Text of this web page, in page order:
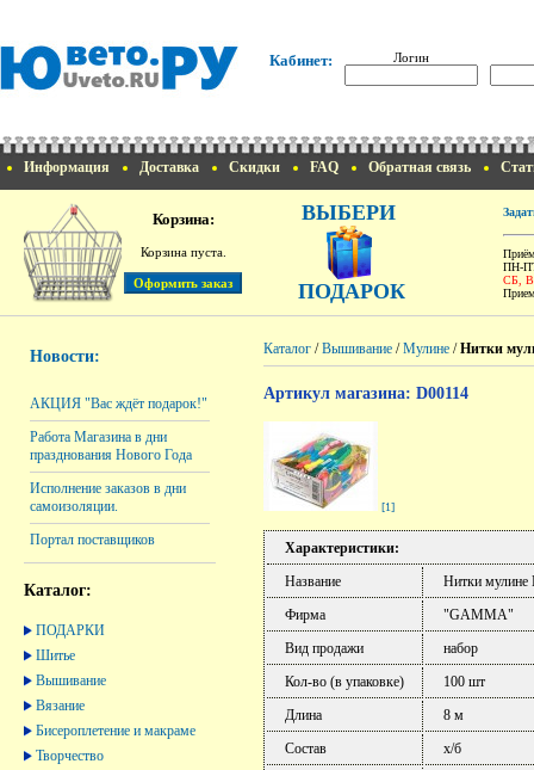
Кабинет: Логин
Информация Доставка Скидки FAQ Обратная связь
Корзина:
Корзина пуста.
ВЫБЕРИ
ПОДАРОК
ПН-
СБ,
Новости:
АКЦИЯ "Вас ждёт подарок!"
Работа Магазина в дни
празднования Нового Года
Исполнение заказов в дни
самоизоляции.
Портал поставщиков
Каталог:
ПОДАРКИ
Шитье
Вышивание
Вязание
Бисероплетение и макраме
Творчество
Каталог /Вышивание /Мулине /Нитки
Артикул магазина: D00114
[1]
Характеристики:
Название
Нитки
Фирма
"GAMMA"
Вид продажи
набор
Кол-во (в упаковке)
100 шт
Длина
8 м
Состав
х/б